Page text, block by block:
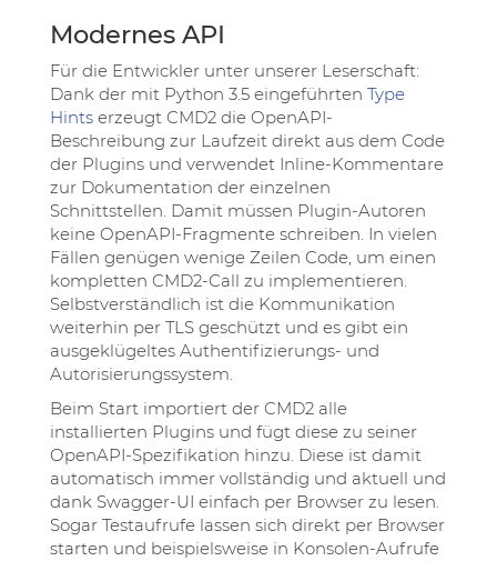
Modernes API
Für die Entwickler unter unserer Leserschaft:
Dank der mit Python 3.5 eingeführten Type
Hints erzeugt CMD2 die OpenAPI-
Beschreibung zur Laufzeit direkt aus dem Code
der Plugins und verwendet Inline-Kommentare
zur Dokumentation der einzelnen
Schnittstellen. Damit müssen Plugin-Autoren
keine OpenAPI-Fragmente schreiben. In vielen
Fällen genügen wenige Zeilen Code, um einen
kompletten CMD2-Call zu implementieren.
Selbstverständlich ist die Kommunikation
weiterhin per TLS geschützt und es gibt ein
ausgeklügeltes Authentifizierungs- und
Autorisierungssystem.
Beim Start importiert der CMD2 alle
installierten Plugins und fügt diese zu seiner
OpenAPI-Spezifikation hinzu. Diese ist damit
automatisch immer vollständig und aktuell und
dank Swagger-UI einfach per Browser zu lesen.
Sogar Testaufrufe lassen sich direkt per Browser
starten und beispielsweise in Konsolen-Aufrufe